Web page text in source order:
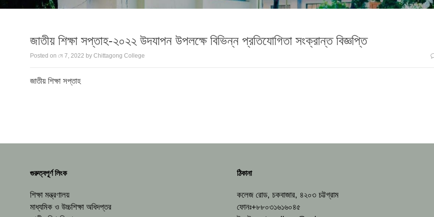
জাতীয় শিক্ষা সপ্তাহ-২০২২ উদযাপন উপলক্ষে বিভিন্ন প্রতিযোগিতা সংক্রান্ত বিজ্ঞপ্তি
Posted on মে 7, 2022 by Chittagong College
জাতীয় শিক্ষা সপ্তাহ
গুরুত্বপূর্ণ লিংক
শিক্ষা মন্ত্রণালয়
মাধ্যমিক ও উচ্চশিক্ষা অধিদপ্তর
ঠিকানা
কলেজ রোড, চকবাজার, ৪২০৩ চট্টগ্রাম
ফোনঃ+৮৮০৩১৬১৬০৪৫